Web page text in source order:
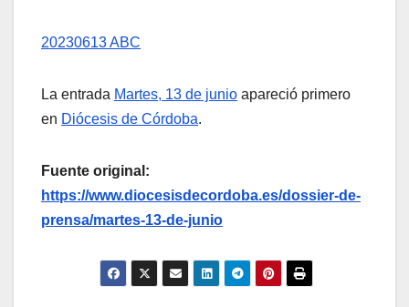
20230613 ABC
La entrada Martes, 13 de junio apareció primero
en Diócesis de Córdoba.
Fuente original:
https://www.diocesisdecordoba.es/dossier-de-
prensa/martes-13-de-junio